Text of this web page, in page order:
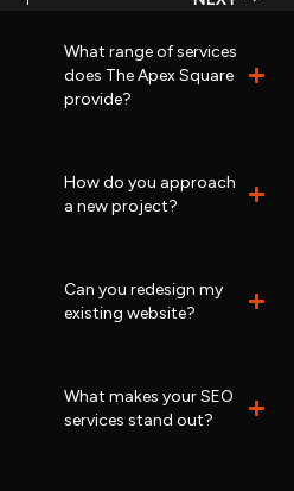
What range of services
does The Apex Square
provide?
How do you approach
a new project?
Can you redesign my
existing website?
What makes your SEO
services stand out?